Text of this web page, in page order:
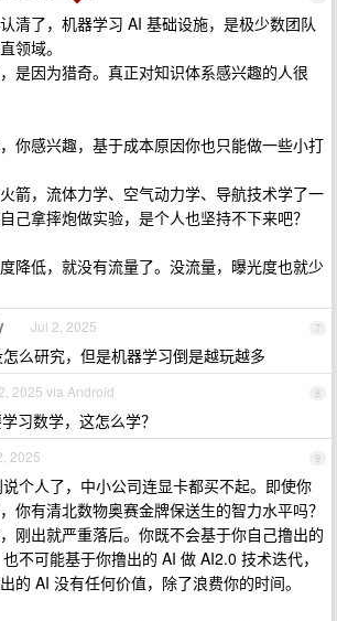
清了，机器学习 AI 基础设施，是极少数团队
领域。
是因为猎奇。真正对知识体系感兴趣的人很
你感兴趣，基于成本原因你也只能做一些小打
箭，流体力学、空气动力学、导航技术学了一
己拿摔炮做实验，是个人也坚持不下来吧？
降低，就没有流量了。没流量，曝光度也就少
7
Jul 2, 2025
么研究，但是机器学习倒是越玩越多
8
2025 via Android
习数学，这怎么学？
9
2025
个人了，中小公司连显卡都买不起。即使你
你有清北数物奥赛金牌保送生的智力水平吗？
刚出就严重落后。你既不会基于你自己撸出的
不可能基于你撸出的 AI 做 AI2.0 技术迭代，
的 AI 没有任何价值，除了浪费你的时间。